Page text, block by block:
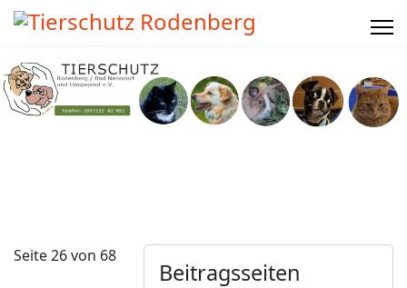
Beitragsseiten
Seite 26 von 68